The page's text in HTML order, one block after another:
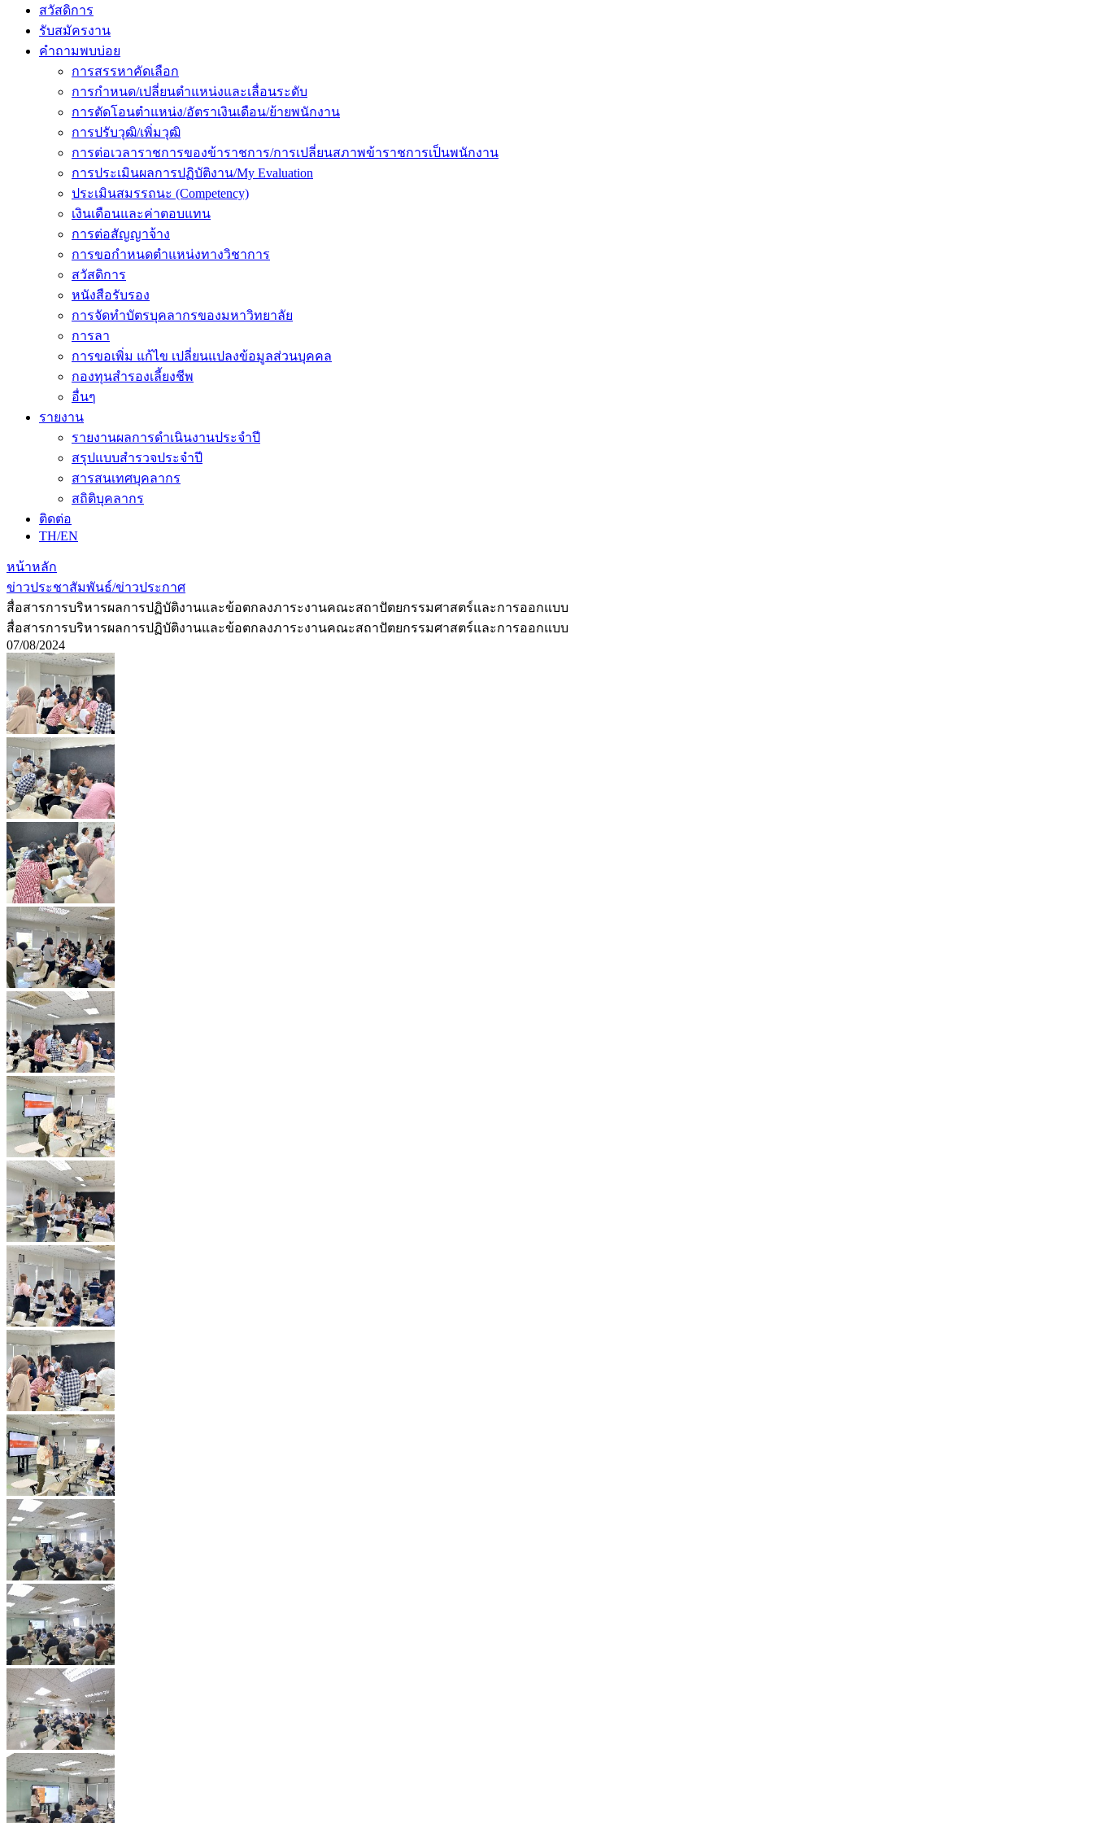
สวัสดิการ
รับสมัครงาน
คำถามพบบ่อย
การสรรหาคัดเลือก
การกำหนด/เปลี่ยนตำแหน่งและเลื่อนระดับ
การตัดโอนตำแหน่ง/อัตราเงินเดือน/ย้ายพนักงาน
การปรับวุฒิ/เพิ่มวุฒิ
การต่อเวลาราชการของข้าราชการ/การเปลี่ยนสภาพข้าราชการเป็นพนักงาน
การประเมินผลการปฏิบัติงาน/My Evaluation
ประเมินสมรรถนะ (Competency)
เงินเดือนและค่าตอบแทน
การต่อสัญญาจ้าง
การขอกำหนดตำแหน่งทางวิชาการ
สวัสดิการ
หนังสือรับรอง
การจัดทำบัตรบุคลากรของมหาวิทยาลัย
การลา
การขอเพิ่ม แก้ไข เปลี่ยนแปลงข้อมูลส่วนบุคคล
กองทุนสำรองเลี้ยงชีพ
อื่นๆ
รายงาน
รายงานผลการดำเนินงานประจำปี
สรุปแบบสำรวจประจำปี
สารสนเทศบุคลากร
สถิติบุคลากร
ติดต่อ
TH/EN
หน้าหลัก
ข่าวประชาสัมพันธ์/ข่าวประกาศ
สื่อสารการบริหารผลการปฏิบัติงานและข้อตกลงภาระงานคณะสถาปัตยกรรมศาสตร์และการออกแบบ
สื่อสารการบริหารผลการปฏิบัติงานและข้อตกลงภาระงานคณะสถาปัตยกรรมศาสตร์และการออกแบบ
07/08/2024